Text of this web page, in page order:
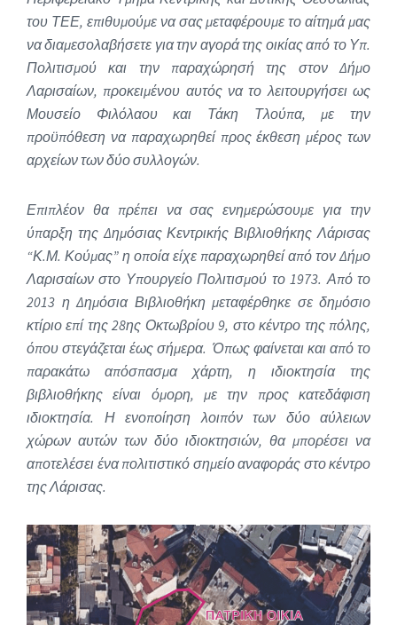
του ΤΕΕ, επιθυμούμε να σας μεταφέρουμε το αίτημά μας
να διαμεσολαβήσετε για την αγορά της οικίας από το Υπ.
Πολιτισμού και την παραχώρησή της στον Δήμο
Λαρισαίων, προκειμένου αυτός να το λειτουργήσει ως
Μουσείο Φιλόλαου και Τάκη Τλούπα, με την
προϋπόθεση να παραχωρηθεί προς έκθεση μέρος των
αρχείων των δύο συλλογών.
Επιπλέον θα πρέπει να σας ενημερώσουμε για την
ύπαρξη της Δημόσιας Κεντρικής Βιβλιοθήκης Λάρισας
“Κ.Μ. Κούμας” η οποία είχε παραχωρηθεί από τον Δήμο
Λαρισαίων στο Υπουργείο Πολιτισμού το 1973. Από το
2013 η Δημόσια Βιβλιοθήκη μεταφέρθηκε σε δημόσιο
κτίριο επί της 28ης Οκτωβρίου 9, στο κέντρο της πόλης,
όπου στεγάζεται έως σήμερα. Όπως φαίνεται και από το
παρακάτω απόσπασμα χάρτη, η ιδιοκτησία της
βιβλιοθήκης είναι όμορη, με την προς κατεδάφιση
ιδιοκτησία. Η ενοποίηση λοιπόν των δύο αύλειων
χώρων αυτών των δύο ιδιοκτησιών, θα μπορέσει να
αποτελέσει ένα πολιτιστικό σημείο αναφοράς στο κέντρο
της Λάρισας.